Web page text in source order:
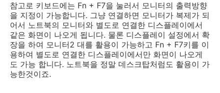
참고로 키보드에는 Fn + F7을 눌러서 모니터의 출력방향
을 지정이 가능합니다. 그냥 연결하면 모니터가 복제가 되
어서 노트북의 모니터와 별도로 연결한 디스플레이에서
같은 화면이 나오게 됩니다. 물론 디스플레이 설정에서 확
장을 하여 모니터2 대를 활용이 가능하고 Fn + F7키를 이
용하여 별도로 연결한 디스플레이에서만 화면이 나오게
도 가능 합니다. 노트북을 정말 데스크탑처럼도 활용이 가
능한것이죠.